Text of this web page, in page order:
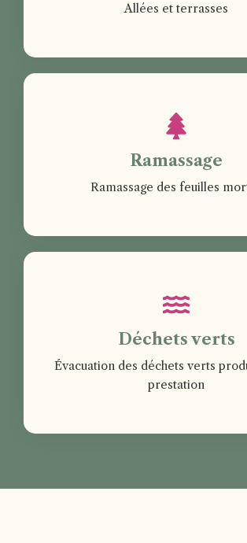
Allées et terrasses
Ramassage
Ramassage des feuilles
Déchets verts
Évacuation des déchets verts
prestation